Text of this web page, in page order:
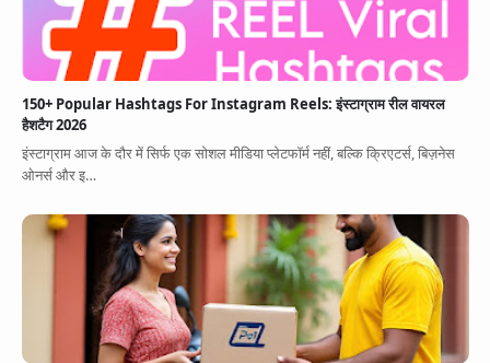
150+ Popular Hashtags For Instagram Reels: इंस्टाग्राम रील वायरल
हैशटैग 2026
इंस्टाग्राम आज के दौर में सिर्फ एक सोशल मीडिया प्लेटफॉर्म नहीं, बल्कि क्रिएटर्स, बिज़नेस
ओनर्स और इ…